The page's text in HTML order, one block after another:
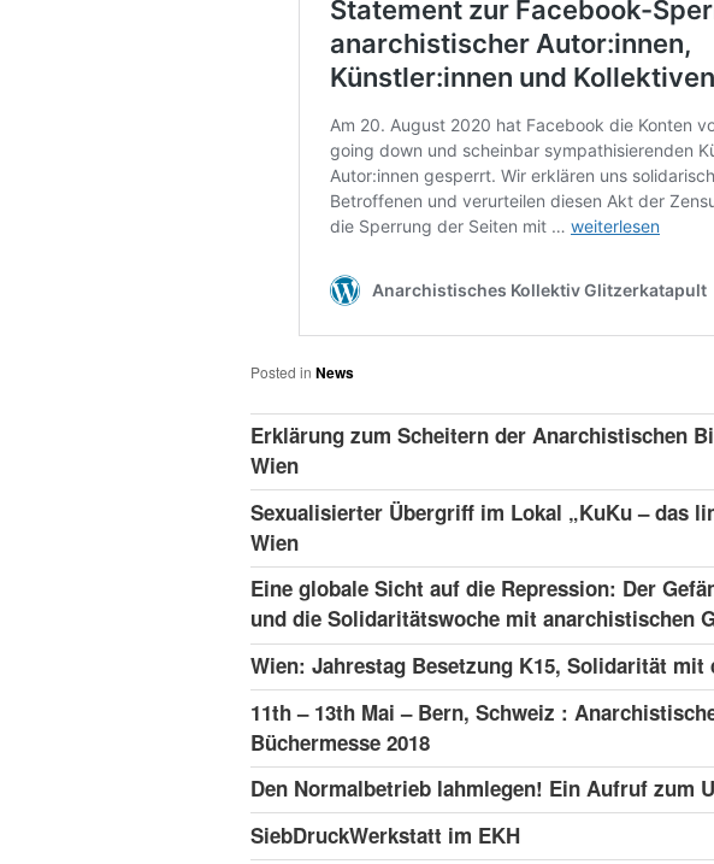
Posted in News
Erklärung zum Scheitern der Anarchistischen
Wien
Sexualisierter Übergriff im Lokal „KuKu – das
Wien
Eine globale Sicht auf die Repression: Der
und die Solidaritätswoche mit anarchistischen
Wien: Jahrestag Besetzung K15, Solidarität mit
11th – 13th Mai – Bern, Schweiz :
Büchermesse 2018
Den Normalbetrieb lahmlegen! Ein Aufruf zum
SiebDruckWerkstatt im EKH